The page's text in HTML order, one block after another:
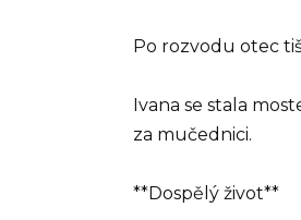
Po rozvodu otec
Ivana se stala
za mučednici.
**Dospělý život**